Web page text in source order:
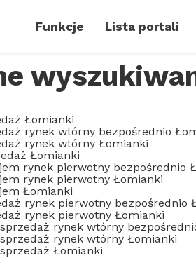
Funkcje Lista portali
Łomianki
rynek wtórny bezpośrednio
rynek wtórny Łomianki
Łomianki
rynek pierwotny bezpośrednio
rynek pierwotny Łomianki
Łomianki
rynek pierwotny bezpośrednio
rynek pierwotny Łomianki
rynek wtórny
rynek wtórny Łomianki
Łomianki